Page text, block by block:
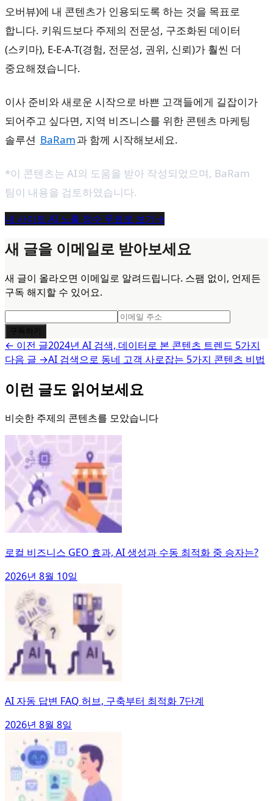
오버뷰)에 내 콘텐츠가 인용되도록 하는 것을 목표로
합니다. 키워드보다 주제의 전문성, 구조화된 데이터
(스키마), E-E-A-T(경험, 전문성, 권위, 신뢰)가 훨씬 더
중요해졌습니다.
이사 준비와 새로운 시작으로 바쁜 고객들에게 길잡이가
되어주고 싶다면, 지역 비즈니스를 위한 콘텐츠 마케팅
솔루션 BaRam과 함께 시작해보세요.
*이 콘텐츠는 AI의 도움을 받아 작성되었으며, BaRam
팀이 내용을 검토하였습니다.
내 사이트 AI 노출 점수 무료로 보기→
새 글을 이메일로 받아보세요
새 글이 올라오면 이메일로 알려드립니다. 스팸 없이, 언제든
구독 해지할 수 있어요.
구독하기
← 이전 글2024년 AI 검색, 데이터로 본 콘텐츠 트렌드 5가지
다음 글 →AI 검색으로 동네 고객 사로잡는 5가지 콘텐츠 비법
이런 글도 읽어보세요
비슷한 주제의 콘텐츠를 모았습니다
로컬 비즈니스 GEO 효과, AI 생성과 수동 최적화 중 승자는?
2026년 8월 10일
AI 자동 답변 FAQ 허브, 구축부터 최적화 7단계
2026년 8월 8일